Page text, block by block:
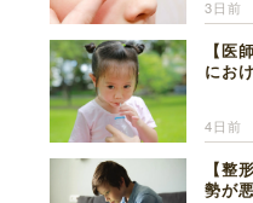
3日前
【医
にお
4日前
【整
勢が